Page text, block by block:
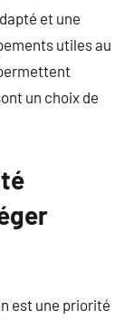
et une
utiles au
un choix de
est une priorité